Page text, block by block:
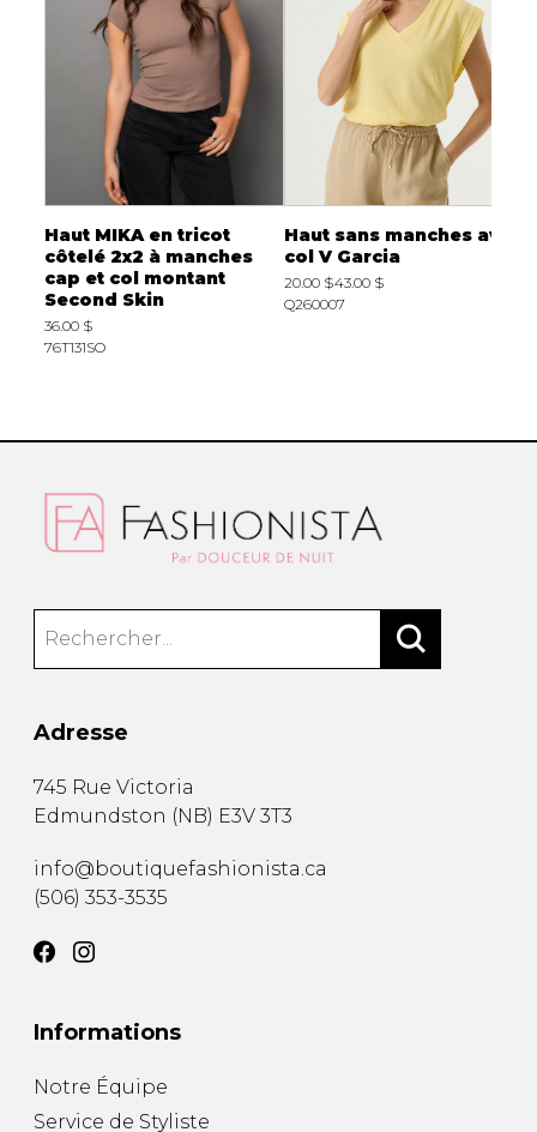
Haut MIKA en tricot
côtelé 2x2 à manches
cap et col montant
Second Skin
36.00 $
76T131SO
Haut sans manches avec
col V Garcia
20.00 $43.00 $
Q260007
Adresse
745 Rue Victoria
Edmundston (NB) E3V 3T3
info@boutiquefashionista.ca
(506) 353-3535
Informations
Notre Équipe
Service de Styliste